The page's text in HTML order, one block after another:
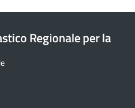
Regionale per la